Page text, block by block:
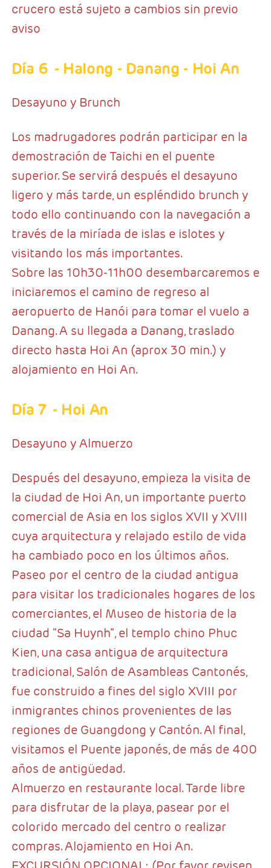
crucero está sujeto a cambios sin previo
aviso
Día 6 - Halong - Danang - Hoi An
Desayuno y Brunch
Los madrugadores podrán participar en la
demostración de Taichi en el puente
superior. Se servirá después el desayuno
ligero y más tarde, un espléndido brunch y
todo ello continuando con la navegación a
través de la miríada de islas e islotes y
visitando los más importantes.
Sobre las 10h30-11h00 desembarcaremos e
iniciaremos el camino de regreso al
aeropuerto de Hanói para tomar el vuelo a
Danang. A su llegada a Danang, traslado
directo hasta Hoi An (aprox 30 min.) y
alojamiento en Hoi An.
Día 7 - Hoi An
Desayuno y Almuerzo
Después del desayuno, empieza la visita de
la ciudad de Hoi An, un importante puerto
comercial de Asia en los siglos XVII y XVIII
cuya arquitectura y relajado estilo de vida
ha cambiado poco en los últimos años.
Paseo por el centro de la ciudad antigua
para visitar los tradicionales hogares de los
comerciantes, el Museo de historia de la
ciudad "Sa Huynh", el templo chino Phuc
Kien, una casa antigua de arquitectura
tradicional, Salón de Asambleas Cantonés,
fue construido a fines del siglo XVIII por
inmigrantes chinos provenientes de las
regiones de Guangdong y Cantón. Al final,
visitamos el Puente japonés, de más de 400
años de antigüedad.
Almuerzo en restaurante local. Tarde libre
para disfrutar de la playa, pasear por el
colorido mercado del centro o realizar
compras. Alojamiento en Hoi An.